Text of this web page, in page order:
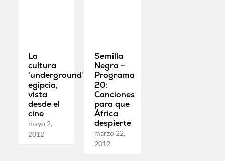
La
cultura
‘underground’
egipcia,
vista
desde el
cine
mayo 2,
2012
Semilla
Negra –
Programa
20:
Canciones
para que
África
despierte
marzo 22,
2012